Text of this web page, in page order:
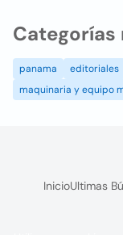
Categorías
panama editoriales
maquinaria y equipo
InicioUltimas